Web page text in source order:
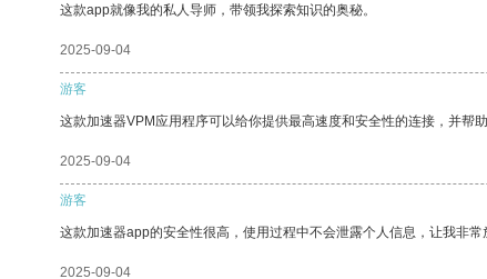
这款app就像我的私人导师，带领我探索知识的奥秘。
2025-09-04
游客
这款加速器VPM应用程序可以给你提供最高速度和安全性的连接，并帮
2025-09-04
游客
这款加速器app的安全性很高，使用过程中不会泄露个人信息，让我非常
2025-09-04